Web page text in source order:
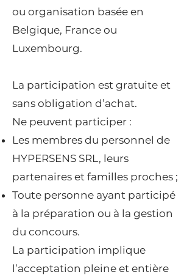
ou organisation basée en
Belgique, France ou
Luxembourg.
La participation est gratuite et
sans obligation d’achat.
Ne peuvent participer :
Les membres du personnel de
HYPERSENS SRL, leurs
partenaires et familles proches ;
Toute personne ayant participé
à la préparation ou à la gestion
du concours.
La participation implique
l’acceptation pleine et entière